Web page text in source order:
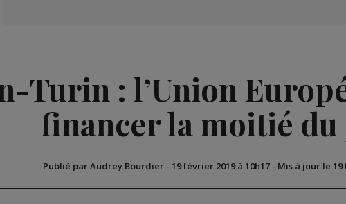
Turin : l’Union
financer la moitié
Publié par Audrey Bourdier- 19 février 2019 à 10h17- Mis à jour le 19